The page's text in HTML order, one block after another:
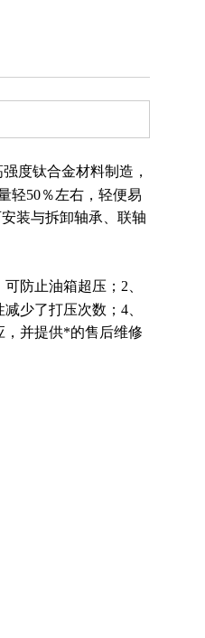
度钛合金材料制造，
轻50％左右，轻便易
装与拆卸轴承、联轴
防止油箱超压；2、
少了打压次数；4、
，并提供*的售后维修